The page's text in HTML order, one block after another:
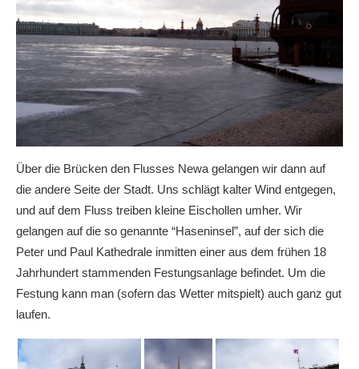
Über die Brücken den Flusses Newa gelangen wir dann auf
die andere Seite der Stadt. Uns schlägt kalter Wind entgegen,
und auf dem Fluss treiben kleine Eischollen umher. Wir
gelangen auf die so genannte “Haseninsel”, auf der sich die
Peter und Paul Kathedrale inmitten einer aus dem frühen 18
Jahrhundert stammenden Festungsanlage befindet. Um die
Festung kann man (sofern das Wetter mitspielt) auch ganz gut
laufen.